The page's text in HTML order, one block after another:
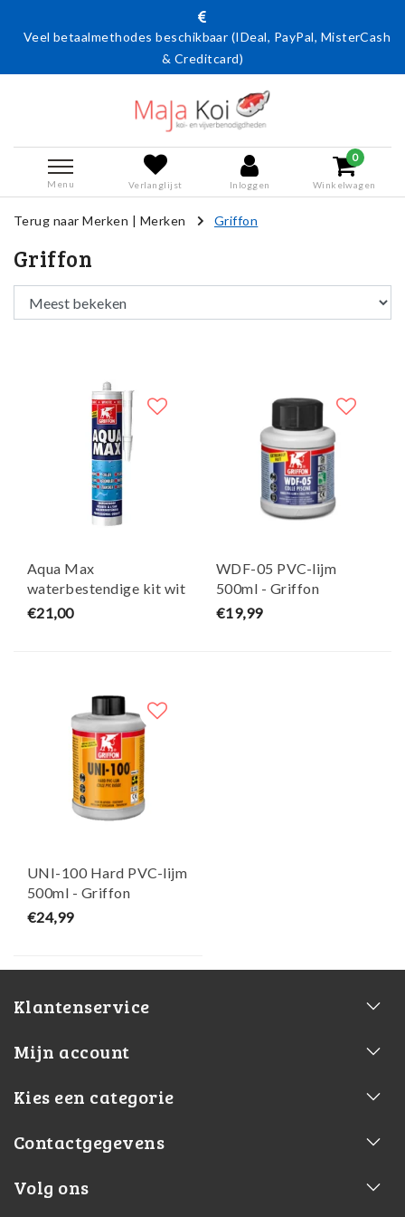
Veel betaalmethodes beschikbaar (IDeal, PayPal, MisterCash
& Creditcard)
Menu Verlanglijst Inloggen
0
Winkelwagen
Terug naar Merken | Merken Griffon
Griffon
Aqua Max
waterbestendige kit wit
- Griffon
€21,00
WDF-05 PVC-lijm
500ml - Griffon
€19,99
UNI-100 Hard PVC-lijm
500ml - Griffon
€24,99
Klantenservice
Mijn account
Kies een categorie
Contactgegevens
Volg ons